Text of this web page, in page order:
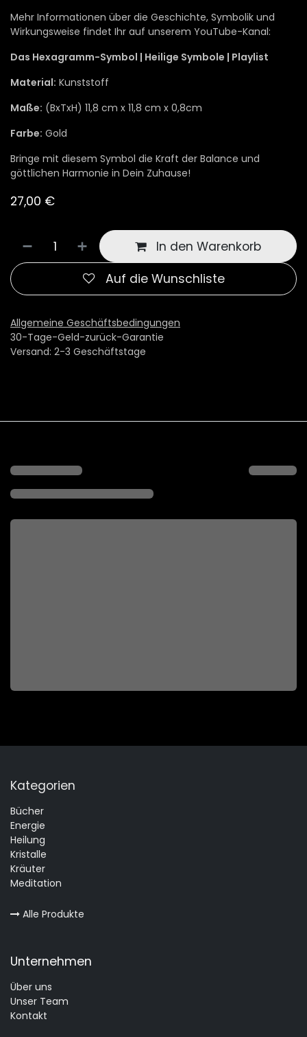
Mehr Informationen über die Geschichte, Symbolik und
Wirkungsweise findet Ihr auf unserem YouTube-Kanal:
Das Hexagramm-Symbol | Heilige Symbole | Playlist
Material: Kunststoff
Maße: (BxTxH) 11,8 cm x 11,8 cm x 0,8cm
Farbe: Gold
Bringe mit diesem Symbol die Kraft der Balance und
göttlichen Harmonie in Dein Zuhause!
27,00 €
In den Warenkorb
Auf die Wunschliste
Allgemeine Geschäftsbedingungen
30-Tage-Geld-zurück-Garantie
Versand: 2-3 Geschäftstage
Kategorien
Bücher
Energie
Heilung
Kristalle
Kräuter
Meditation
Alle Produkte
Unternehmen
Über uns
Unser Team
Kontakt